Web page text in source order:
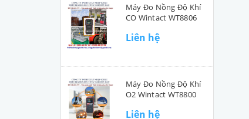
Máy Đo Nồng Độ Khí
CO Wintact WT8806
Liên hệ
Máy Đo Nồng Độ Khí
O2 Wintact WT8800
Liên hệ